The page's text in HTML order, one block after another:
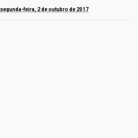
segunda-feira, 2 de outubro de 2017